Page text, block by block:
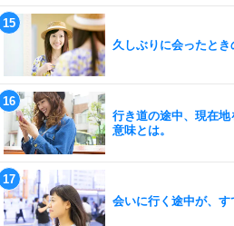
久しぶりに会ったとき
行き道の途中、現在
意味とは。
会いに行く途中が、す